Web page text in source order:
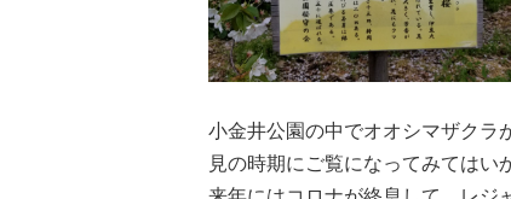
小金井公園の中でオオシマザクラ
見の時期にご覧になってみてはい